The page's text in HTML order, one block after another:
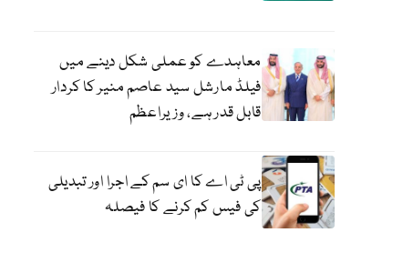
معاہدے کو عملی شکل دینے میں
فیلڈ مارشل سید عاصم منیر کا کردار
قابل قدر ہے، وزیراعظم
پی ٹی اے کا ای سم کے اجرا اور تبدیلی
کی فیس کم کرنے کا فیصلہ